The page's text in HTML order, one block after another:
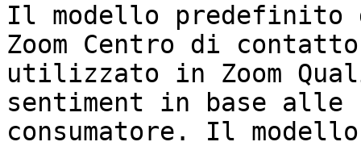
Il modello
Zoom Centro di
utilizzato in Zoom
sentiment in base
consumatore. Il